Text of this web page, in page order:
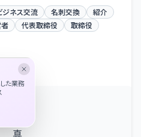
ジネス交流 名刺交換
紹介
代表取締役
取締役
た業務